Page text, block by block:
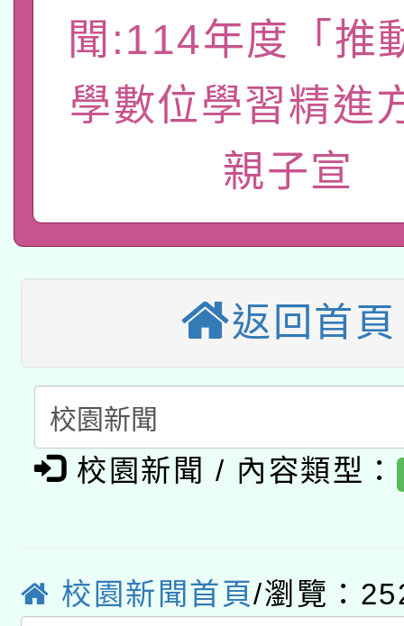
pilot」
有關大陸委員會函釋公
薪期間赴陸應申請許可
轉知經濟部水利署委託
業技術研究院辦理「
用水績優單位及節水達
115年8月22日(星期六
桃園市孔廟祈福系列
2026年桃園地景藝術
本校115學年度第2次
招甄選結果公告(無人
適應運動共學行動站研
本館辦理115年度閱讀
暨閱讀推動專業研習
科技賦能─人工智慧
礎課程
A3數位素養講師名單
「數位內容與教學軟體
pilot」
有關大陸委員會函釋公
用水績優單位及節水達
桃園市孔廟祈福系列
2026年桃園地景藝術
聞:114年度「推
學數位學習精進
親子宣
返回首頁
校園新聞 / 內容類型：
校園新聞首頁/瀏覽：